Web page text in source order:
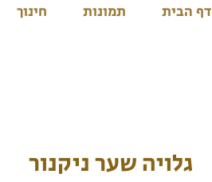
דף הבית תמונות חינוך
גלויה שער ניקנור